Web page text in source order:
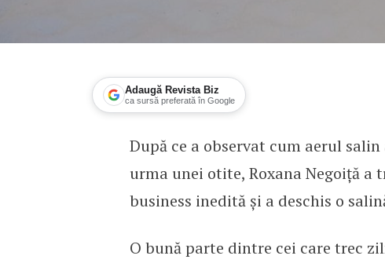
Adaugă Revista Biz
ca sursă preferată în Google
Sarea și piperul în
După ce a observat cum aerul
urma unei otite, Roxana Negoiță
business inedită și a deschis o
O bună parte dintre cei care trec